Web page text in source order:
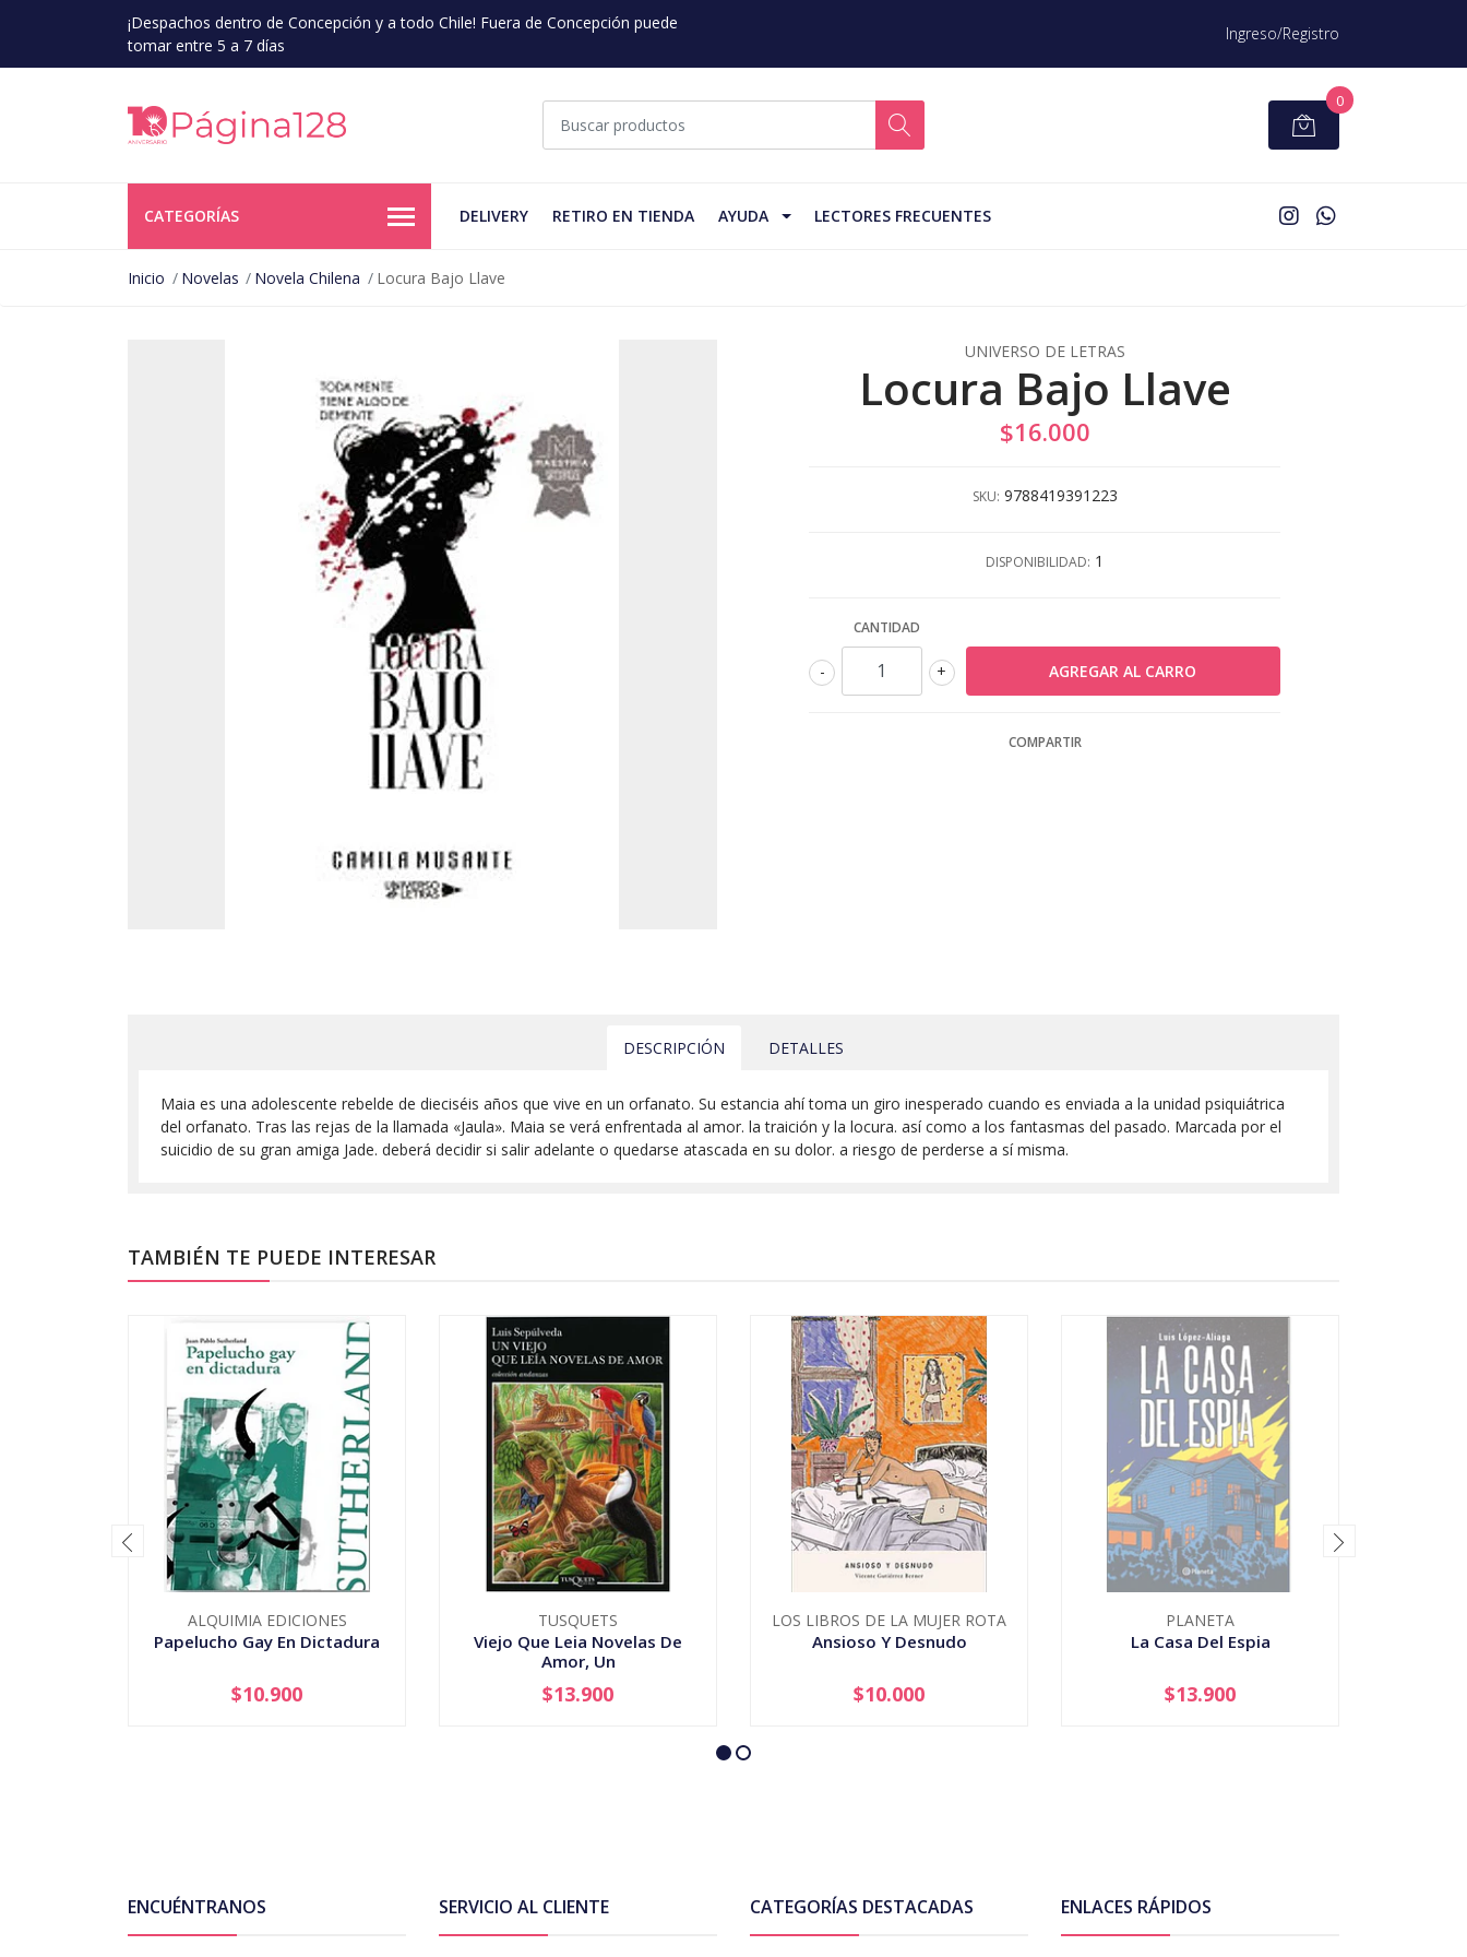
¡Despachos dentro de Concepción y a todo Chile! Fuera de Concepción puede
tomar entre 5 a 7 días
Ingreso/Registro
0
CATEGORÍAS DELIVERY RETIRO EN TIENDA AYUDA LECTORES FRECUENTES
Inicio Novelas Novela Chilena Locura Bajo Llave
UNIVERSO DE LETRAS
Locura Bajo Llave
$16.000
SKU: 9788419391223
DISPONIBILIDAD: 1
CANTIDAD
+
-
COMPARTIR
DESCRIPCIÓN DETALLES
Maia es una adolescente rebelde de dieciséis años que vive en un orfanato. Su estancia ahí toma un giro inesperado cuando es enviada a la unidad psiquiátrica
del orfanato. Tras las rejas de la llamada «Jaula». Maia se verá enfrentada al amor. la traición y la locura. así como a los fantasmas del pasado. Marcada por el
suicidio de su gran amiga Jade. deberá decidir si salir adelante o quedarse atascada en su dolor. a riesgo de perderse a sí misma.
TAMBIÉN TE PUEDE INTERESAR
ALQUIMIA EDICIONES
Papelucho Gay En Dictadura
+
$10.900
TUSQUETS
Viejo Que Leia Novelas De
Amor, Un
+
$13.900
LOS LIBROS DE LA MUJER ROTA
Ansioso Y Desnudo
+
$10.000
PLANETA
La Casa Del Espia
AGOTADO
$13.900
ENCUÉNTRANOS SERVICIO AL CLIENTE CATEGORÍAS DESTACADAS ENLACES RÁPIDOS